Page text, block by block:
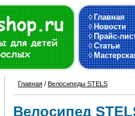
◊Главная
◊Новости
◊Прайс-
◊Статьи
◊
Главная / Велосипеды STELS
Велосипед